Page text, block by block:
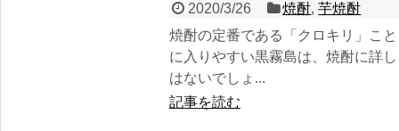
2020/3/26 焼酎,芋焼酎
焼酎の定番である「クロキリ」こ
に入りやすい黒霧島は、焼酎に詳
はないでしょ...
記事を読む